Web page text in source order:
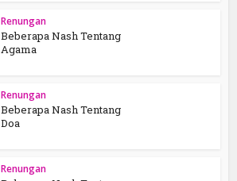
Renungan
Beberapa Nash Tentang
Agama
Renungan
Beberapa Nash Tentang
Doa
Renungan